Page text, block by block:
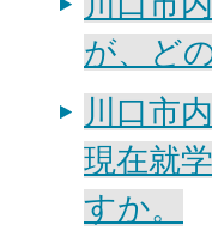
が、ど
川口市
現在就
すか。